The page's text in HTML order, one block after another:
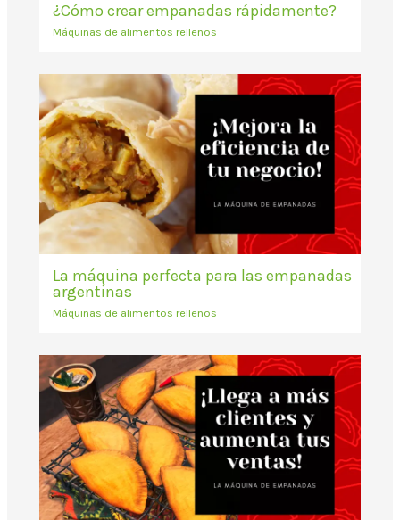
¿Cómo crear empanadas rápidamente?
Máquinas de alimentos rellenos
La máquina perfecta para las empanadas
argentinas
Máquinas de alimentos rellenos